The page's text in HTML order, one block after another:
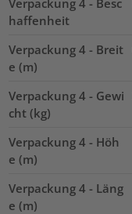
haffenheit
Verpackung 4 - Breit
e (m)
Verpackung 4 - Gewi
cht (kg)
Verpackung 4 - Höh
e (m)
Verpackung 4 - Läng
e (m)